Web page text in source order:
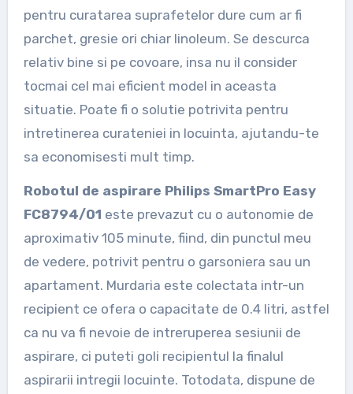
pentru curatarea suprafetelor dure cum ar fi
parchet, gresie ori chiar linoleum. Se descurca
relativ bine si pe covoare, insa nu il consider
tocmai cel mai eficient model in aceasta
situatie. Poate fi o solutie potrivita pentru
intretinerea curateniei in locuinta, ajutandu-te
sa economisesti mult timp.
Robotul de aspirare Philips SmartPro Easy
FC8794/01 este prevazut cu o autonomie de
aproximativ 105 minute, fiind, din punctul meu
de vedere, potrivit pentru o garsoniera sau un
apartament. Murdaria este colectata intr-un
recipient ce ofera o capacitate de 0.4 litri, astfel
ca nu va fi nevoie de intreruperea sesiunii de
aspirare, ci puteti goli recipientul la finalul
aspirarii intregii locuinte. Totodata, dispune de